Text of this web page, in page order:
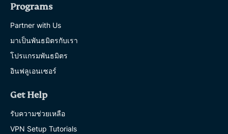
Programs
Partner with Us
มาเป็นพันธมิตรกับเรา
โปรแกรมพันธมิตร
อินฟลูเอนเซอร์
Get Help
รับความช่วยเหลือ
VPN Setup Tutorials